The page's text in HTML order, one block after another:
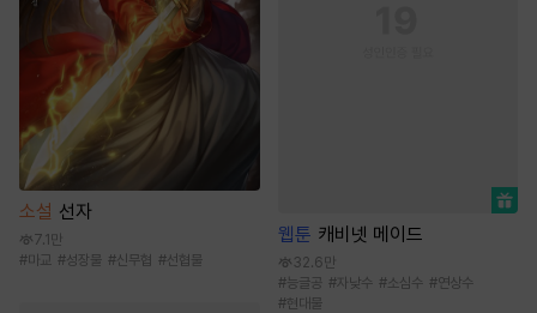
소설 선자
7.1만
#마교 #성장물 #신무협 #선협물
웹툰 캐비넷 메이드
32.6만
#능글공 #자낮수 #소심수 #연상수
#현대물